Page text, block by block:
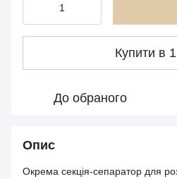
Купити в 1
До обраного
Опис
Окрема секція-сепаратор для